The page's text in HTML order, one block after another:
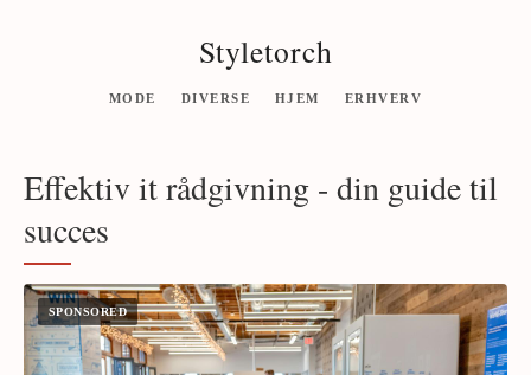
Styletorch
MODE DIVERSE HJEM ERHVERV
Effektiv it rådgivning - din guide til
succes